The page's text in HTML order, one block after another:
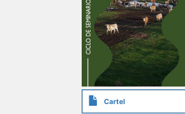
Cartel